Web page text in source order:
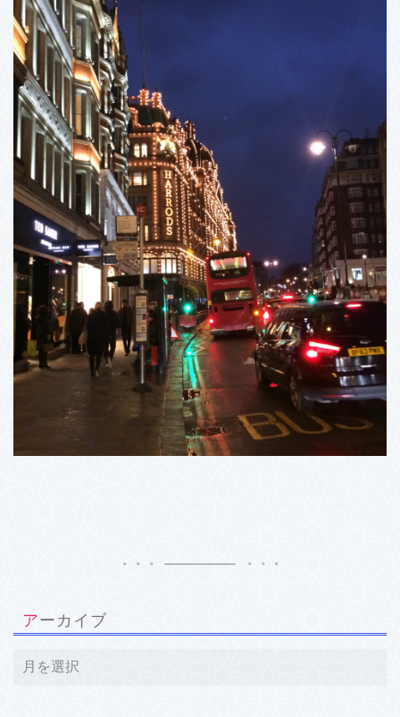
アーカイブ